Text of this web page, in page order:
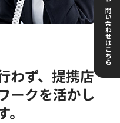
わず、提携店
ークを活かし
お問い合わせはこちら